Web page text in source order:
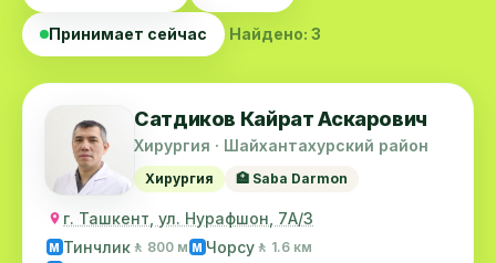
Принимает сейчас Найдено: 3
Сатдиков Кайрат Аскарович
Хирургия · Шайхантахурский район
Хирургия 🏥 Saba Darmon
г. Ташкент, ул. Нурафшон, 7А/3
M Тинчлик 🚶 800 м M Чорсу 🚶 1.6 км